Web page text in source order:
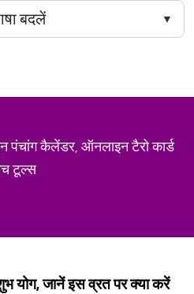
कैलेंडर, ऑनलाइन टैरो कार्ड
टूल्स
योग, जानें इस व्रत पर क्या करें